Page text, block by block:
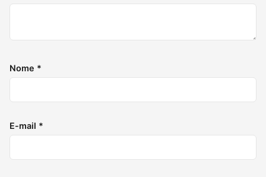
Nome *
E-mail *